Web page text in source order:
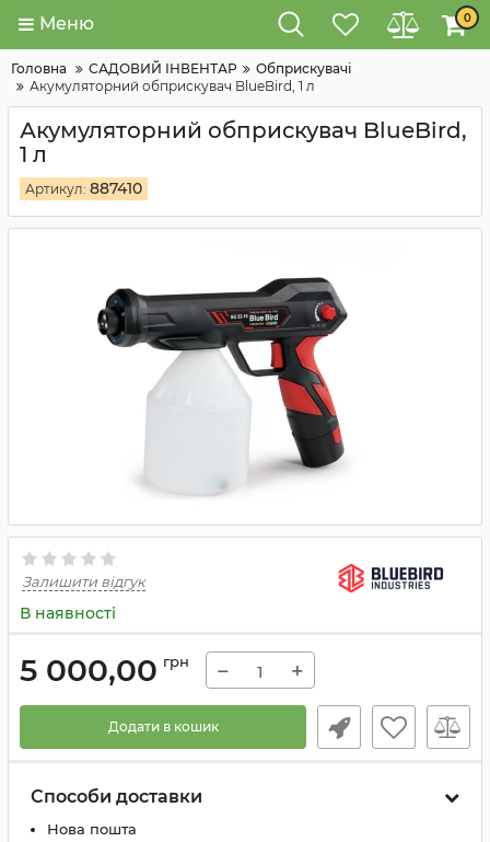
Меню 0
Головна САДОВИЙ ІНВЕНТАР
Обприскувачі
Акумуляторний обприскувач BlueBird, 1 л
Акумуляторний обприскувач BlueBird,
1 л
Артикул: 887410
Залишити відгук
В наявності
5 000,00 грн − +
Додати в кошик
Способи доставки
Нова пошта